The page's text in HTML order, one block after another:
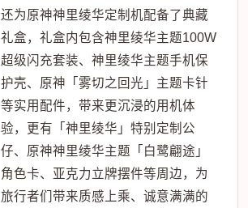
还为原神神里绫华定制机配备了典藏
礼盒，礼盒内包含神里绫华主题100W
超级闪充套装、神里绫华主题手机保
护壳、原神「雾切之回光」主题卡针
等实用配件，带来更沉浸的用机体
验，更有「神里绫华」特别定制公
仔、原神神里绫华主题「白鹭翩途」
角色卡、亚克力立牌摆件等周边，为
旅行者们带来质感上乘、诚意满满的